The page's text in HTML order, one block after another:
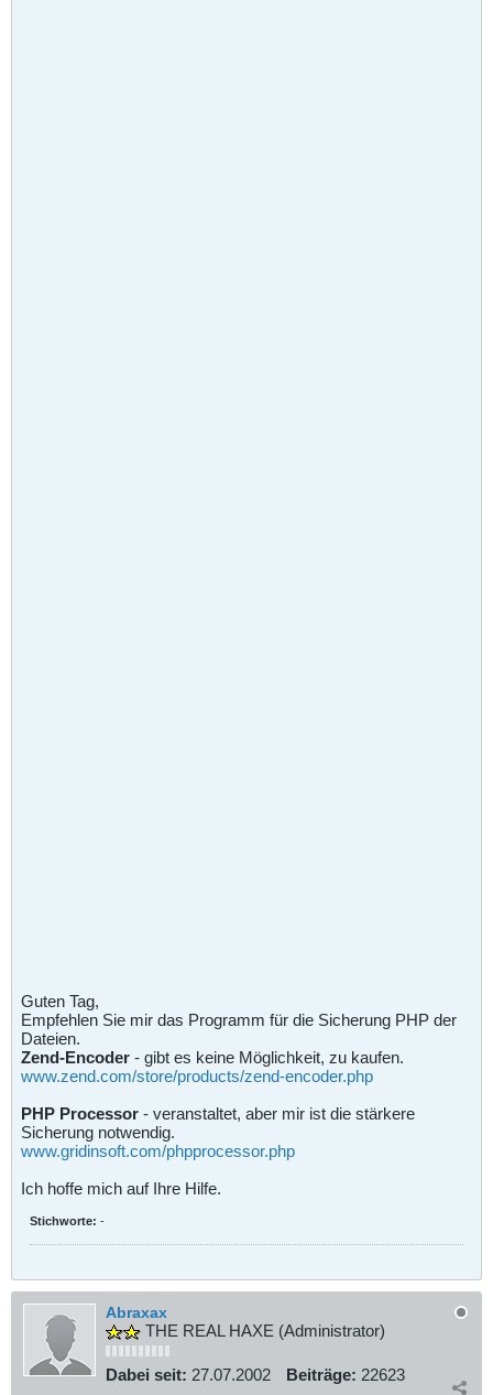
Guten Tag,
Empfehlen Sie mir das Programm für die Sicherung PHP der
Dateien.
Zend-Encoder - gibt es keine Möglichkeit, zu kaufen.
www.zend.com/store/products/zend-encoder.php
PHP Processor - veranstaltet, aber mir ist die stärkere
Sicherung notwendig.
www.gridinsoft.com/phpprocessor.php
Ich hoffe mich auf Ihre Hilfe.
Stichworte: -
Abraxax
THE REAL HAXE (Administrator)
Dabei seit: 27.07.2002 Beiträge: 22623